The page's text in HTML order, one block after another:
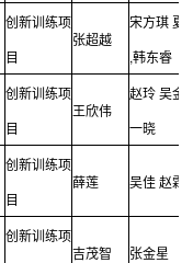
创新训练项
目
张超越
宋方琪 夏
,韩东睿
创新训练项
目
王欣伟
赵玲 吴金
一晓
创新训练项
目
薛莲 吴佳 赵霖
创新训练项
吉茂智 张金星